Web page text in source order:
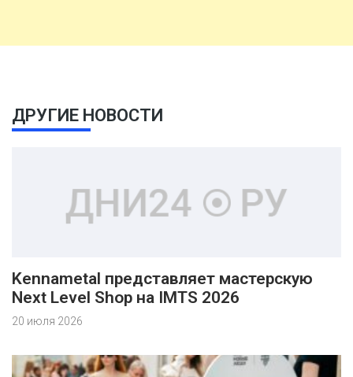
ДРУГИЕ НОВОСТИ
Kennametal представляет мастерскую
Next Level Shop на IMTS 2026
20 июля 2026